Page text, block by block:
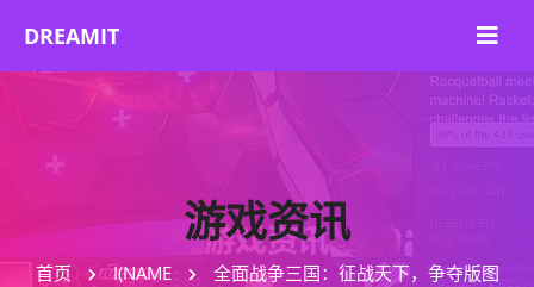
游戏资讯
首页 I(NAME 全面战争三国：征战天下，争夺版图